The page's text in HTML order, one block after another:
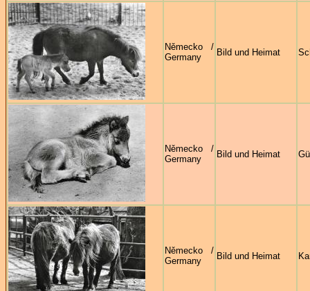
Německo /
Germany
Bild und Heimat
Německo /
Germany
Bild und Heimat
Německo /
Germany
Bild und Heimat